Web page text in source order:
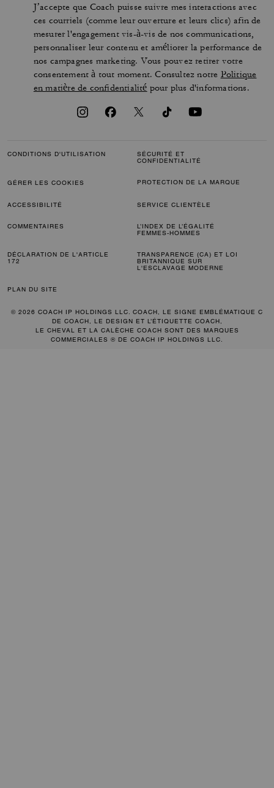
J’accepte que Coach puisse suivre mes interactions avec
ces courriels (comme leur ouverture et leurs clics) afin de
mesurer l'engagement vis-à-vis de nos communications,
personnaliser leur contenu et améliorer la performance de
nos campagnes marketing. Vous pouvez retirer votre
consentement à tout moment. Consultez notre Politique
en matière de confidentialité pour plus d'informations.
CONDITIONS D'UTILISATION
SÉCURITÉ ET
CONFIDENTIALITÉ
GÉRER LES COOKIES PROTECTION DE LA MARQUE
ACCESSIBILITÉ SERVICE CLIENTÈLE
COMMENTAIRES
L’INDEX DE L’ÉGALITÉ
FEMMES-HOMMES
DÉCLARATION DE L'ARTICLE
172
TRANSPARENCE (CA) ET LOI
BRITANNIQUE SUR
L'ESCLAVAGE MODERNE
PLAN DU SITE
© 2026 COACH IP HOLDINGS LLC. COACH, LE SIGNE EMBLÉMATIQUE C
DE COACH, LE DESIGN ET L’ÉTIQUETTE COACH,
LE CHEVAL ET LA CALÈCHE COACH SONT DES MARQUES
COMMERCIALES ® DE COACH IP HOLDINGS LLC.